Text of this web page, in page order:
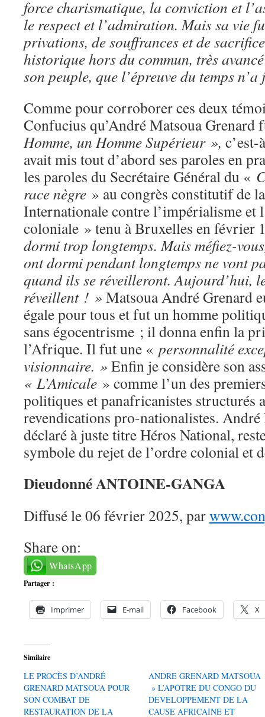
force charismatique, la conviction et
le respect et l’admiration. Mais sa vie
privations, de souffrances et de
historique hors du commun, très
son peuple, que l’épreuve du temps
Comme pour corroborer ces deux
Confucius qu’André Matsoua
Homme, un Homme Supérieur »,
avait mis tout d’abord ses paroles en
les paroles du Secrétaire Général du «
race nègre » au congrès constitutif de
Internationale contre l’impérialisme et
coloniale » tenu à Bruxelles en février
dormi trop longtemps. Mais méfiez-
ont dormi pendant longtemps ne vont
quand ils se réveilleront. Aujourd’hui,
réveillent ! » Matsoua André Grenard
égale pour tous et fut un homme
sans égocentrisme ; il donna enfin la
l’Afrique. Il fut une « personnalité
visionnaire. » Enfin je considère son
« L’Amicale » comme l’un des
politiques et panafricanistes structurés
revendications pro-nationalistes.
déclaré à juste titre Héros National,
symbole du rejet de l’ordre colonial et
Dieudonné ANTOINE-GANGA
Diffusé le 06 février 2025, par
Share on:
WhatsApp
Partager :
Imprimer E-mail Facebook X
Similaire
LE PROCÈS D’ANDRÉ
GRENARD MATSOUA POUR
SON COMBAT DE
RESTAURATION DE LA
ANDRE GRENARD MATSOUA
» L’APÔTRE DU CONGO DU
DEVELOPPEMENT DE LA
CAUSE AFRICAINE ET